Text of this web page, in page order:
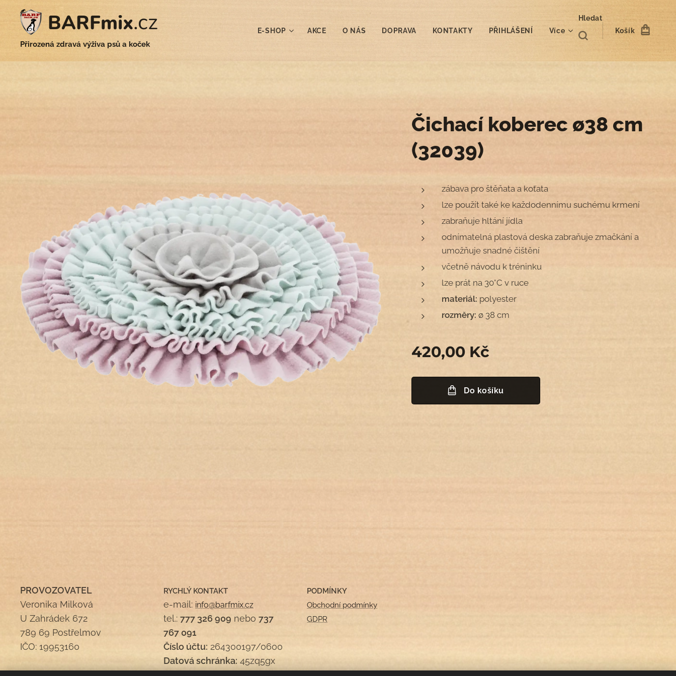
BARFmix.cz
Přirozená zdravá výživa psů a koček
E-SHOP AKCE O NÁS DOPRAVA KONTAKTY PŘIHLÁŠENÍ Více
Hledat
Košík
Čichací koberec ø38 cm
(32039)
zábava pro štěňata a koťata
lze použít také ke každodennímu suchému krmení
zabraňuje hltání jídla
odnímatelná plastová deska zabraňuje zmačkání a
umožňuje snadné čištění
včetně návodu k tréninku
lze prát na 30°C v ruce
materiál: polyester
rozměry:ø 38 cm
420,00 Kč
Do košíku
PROVOZOVATEL
Veronika Milková
U Zahrádek 672
789 69 Postřelmov
IČO: 19953160
RYCHLÝ KONTAKT
e-mail: info@barfmix.cz
tel.:777 326 909 nebo737
767 091
Číslo účtu: 264300197/0600
Datová schránka: 45zq5gx
PODMÍNKY
Obchodní podmínky
GDPR